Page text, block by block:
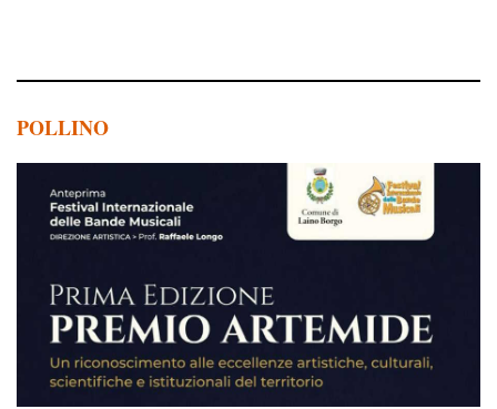
POLLINO